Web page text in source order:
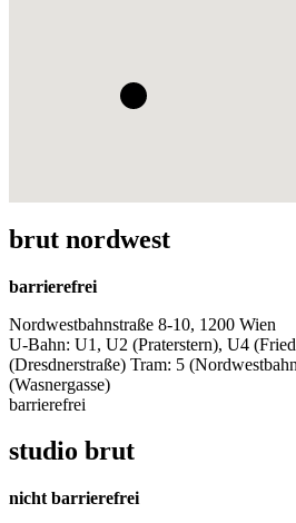
brut nordwest
barrierefrei
Nordwestbahnstraße 8-10, 1200 Wien
U-Bahn: U1, U2 (Praterstern), U4
(Dresdnerstraße) Tram: 5
(Wasnergasse)
barrierefrei
studio brut
nicht barrierefrei